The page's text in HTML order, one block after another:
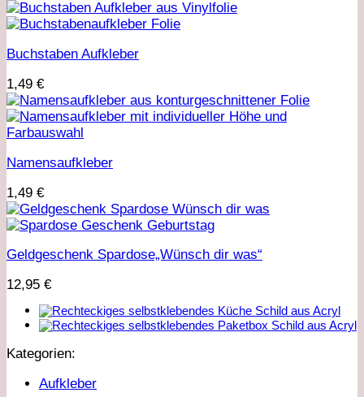
Buchstaben Aufkleber
1,49 €
Namensaufkleber
1,49 €
Geldgeschenk Spardose„Wünsch dir was“
12,95 €
Kategorien:
Aufkleber